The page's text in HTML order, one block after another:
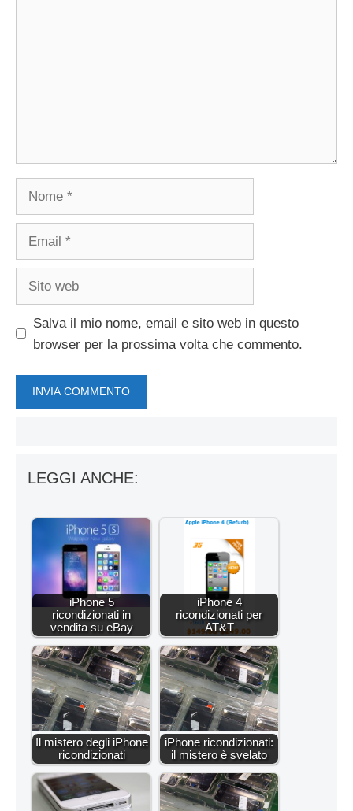
Salva il mio nome, email e sito web in questo
browser per la prossima volta che commento.
LEGGI ANCHE:
iPhone 5
ricondizionati in
vendita su eBay
iPhone 4
ricondizionati per
AT&T
Il mistero degli iPhone
ricondizionati
iPhone ricondizionati:
il mistero è svelato